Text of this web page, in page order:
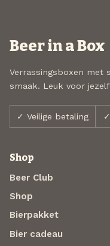
Beer in a Box
Verrassingsboxen met
smaak. Leuk voor
✓ Veilige betaling
Shop
Beer Club
Shop
Bierpakket
Bier cadeau